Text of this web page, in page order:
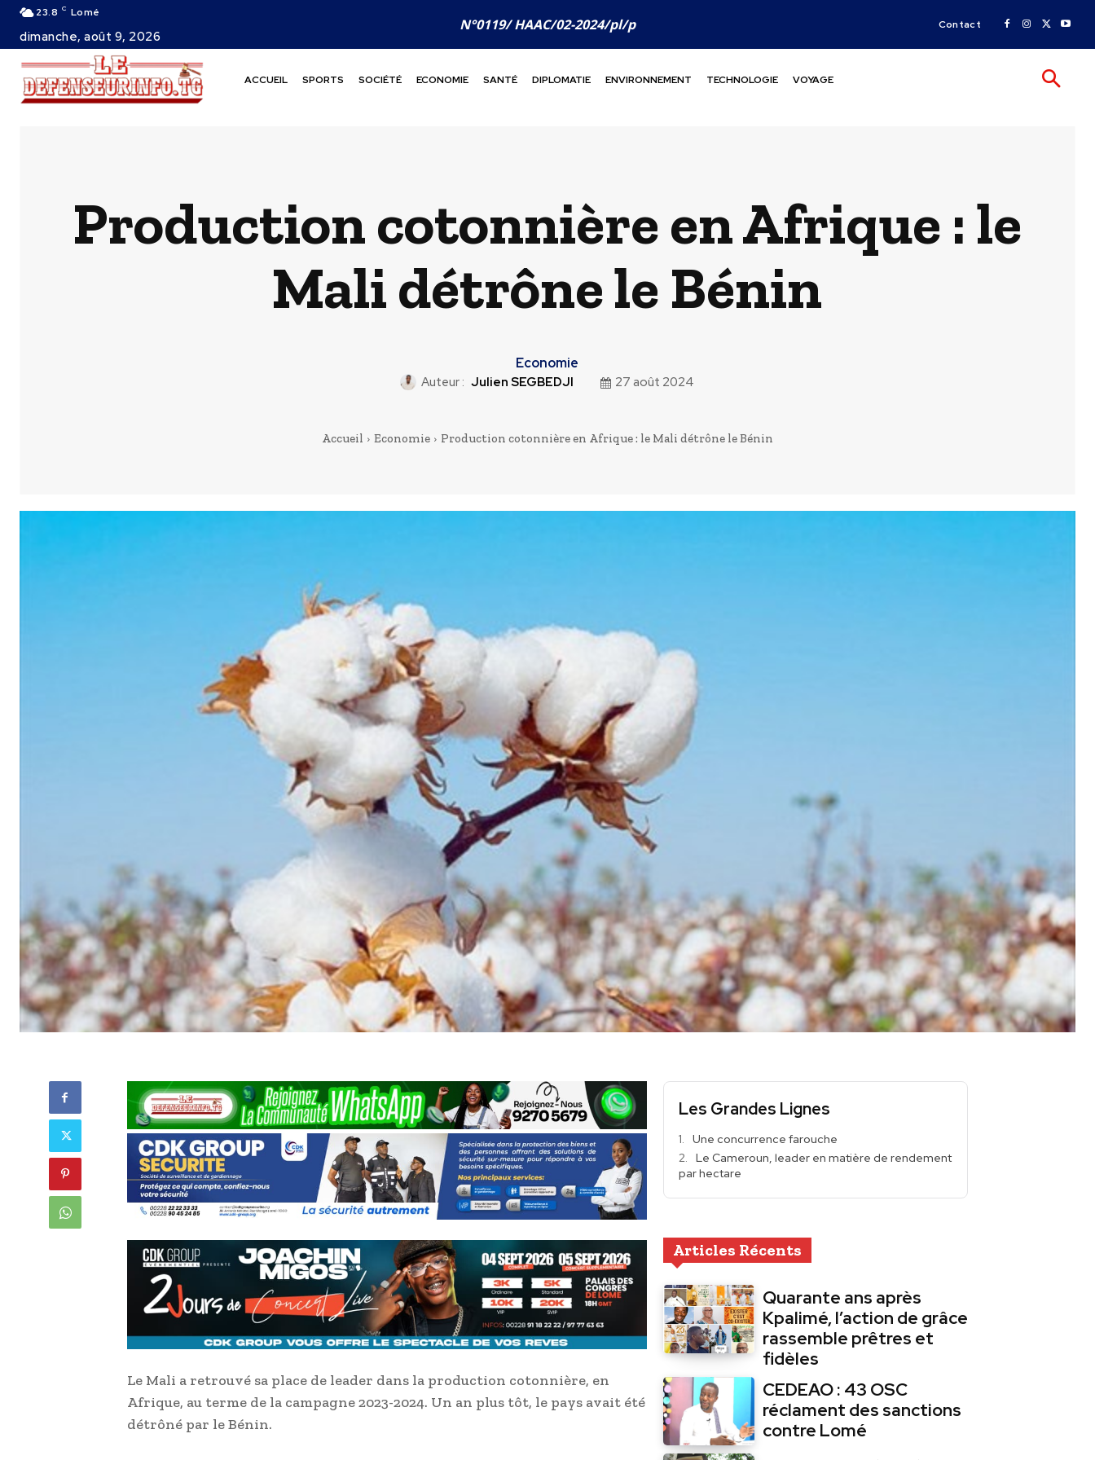
23.8 C Lomé
dimanche, août 9, 2026
N°0119/ HAAC/02-2024/pl/p Contact
ACCUEIL SPORTS SOCIÉTÉ ECONOMIE SANTÉ DIPLOMATIE ENVIRONNEMENT TECHNOLOGIE VOYAGE
Production cotonnière en Afrique : le
Mali détrône le Bénin
Economie
Auteur : Julien SEGBEDJI 27 août 2024
Accueil Economie Production cotonnière en Afrique : le Mali détrône le Bénin
Le Mali a retrouvé sa place de leader dans la production cotonnière, en
Afrique, au terme de la campagne 2023-2024. Un an plus tôt, le pays avait été
détrôné par le Bénin.
Les Grandes Lignes
Une concurrence farouche
Le Cameroun, leader en matière de rendement
par hectare
Articles Récents
Quarante ans après
Kpalimé, l’action de grâce
rassemble prêtres et
fidèles
CEDEAO : 43 OSC
réclament des sanctions
contre Lomé